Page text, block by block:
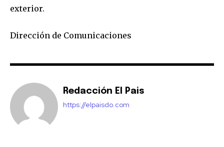
exterior.
Dirección de Comunicaciones
Redacción El Pais
https://elpaisdo.com